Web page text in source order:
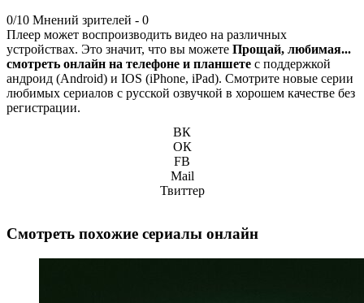
0/10 Мнений зрителей - 0
Плеер может воспроизводить видео на различных
устройствах. Это значит, что вы можете Прощай, любимая...
смотреть онлайн на телефоне и планшете с поддержкой
андроид (Android) и IOS (iPhone, iPad). Смотрите новые серии
любимых сериалов с русской озвучкой в хорошем качестве без
регистрации.
ВК
ОК
FB
Mail
Твиттер
Смотреть похожие сериалы онлайн